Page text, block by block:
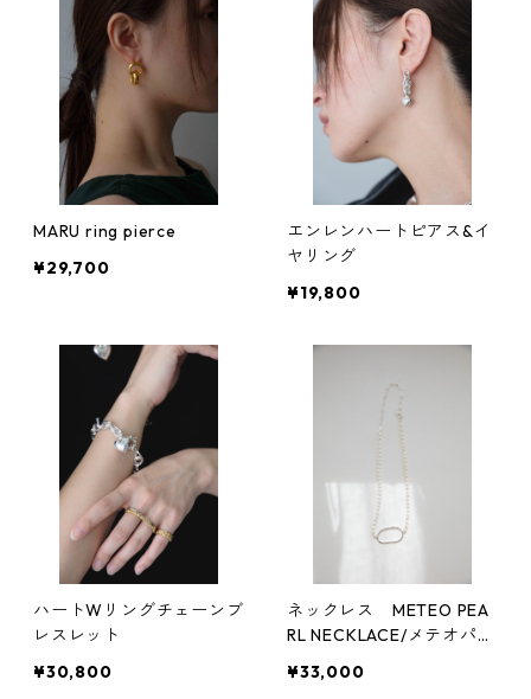
MARU ring pierce
¥29,700
エンレンハートピアス&イ
ヤリング
¥19,800
ハートWリングチェーンブ
レスレット
¥30,800
ネックレス METEO PEA
RL NECKLACE/メテオパー
¥33,000